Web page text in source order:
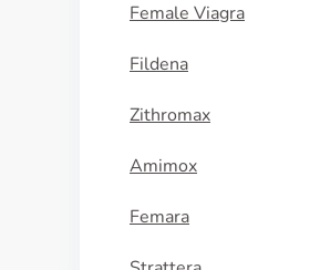
Female Viagra
Fildena
Zithromax
Amimox
Femara